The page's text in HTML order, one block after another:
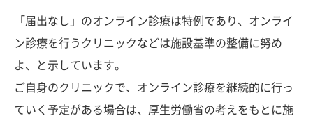
「届出なし」のオンライン診療は特例であり、オンライ
ン診療を行うクリニックなどは施設基準の整備に努め
よ、と示しています。
ご自身のクリニックで、オンライン診療を継続的に行っ
ていく予定がある場合は、厚生労働省の考えをもとに施